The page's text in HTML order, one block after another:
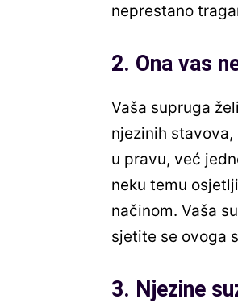
neprestano
2. Ona vas
Vaša supruga
njezinih
u pravu, već
neku temu
načinom. Vaša
sjetite se ovoga
3. Njezine